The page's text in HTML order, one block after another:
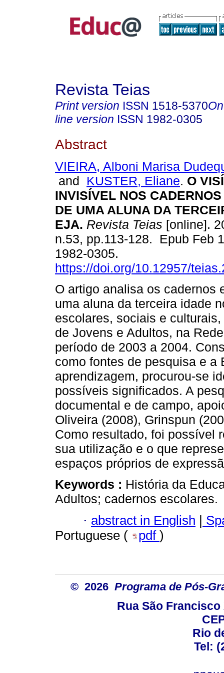
Revista Teias
Print version ISSN 1518-5370
line version ISSN 1982-0305
Abstract
VIEIRA, Alboni Marisa
and KUSTER, Eliane. O
INVISÍVEL NOS
DE UMA ALUNA DA
EJA. Revista Teias [online].
n.53, pp.113-128. Epub Feb
1982-0305.
https://doi.org/10.12957/
O artigo analisa os cadernos
uma aluna da terceira idade
escolares, sociais e
de Jovens e Adultos, na
período de 2003 a 2004.
como fontes de pesquisa e a
aprendizagem, procurou-se
possíveis significados. A
documental e de campo,
Oliveira (2008), Grinspun
Como resultado, foi possível
sua utilização e o que
espaços próprios de
Keywords : História da
Adultos; cadernos escolares.
· abstract in English |
Portuguese (
pdf )
© 2026 Programa de Pós-
Rua São Francisco
Rio
Tel: